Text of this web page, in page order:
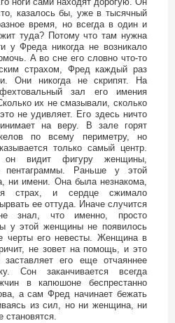
казалось бы, уже в тысячный
время, но всегда в один и
туда? Потому что там нужна
у Фреда никогда не возникало
А во сне его словно что-то
страхом, Фред каждый раз
Они никогда не скрипят. На
зал его имения
их не смазывали, сколько
не удивляет. Его здесь ничто
на веру. В зале горят
по всему периметру, но
только самый центр.
видит фигуру женщины,
Раньше у этой
ни имени. Она была незнакома,
страх, и сердце сжимало
ее оттуда. Иначе случится
знал, что именно, просто
у этой женщины не появилось
черты его невесты. Женщина в
не зовет на помощь, и это
заставляет его еще отчаяннее
Сон заканчивается всегда
в капюшоне беспрестанно
а сам Фред начинает бежать
из сил, но ни женщина, ни
становятся.